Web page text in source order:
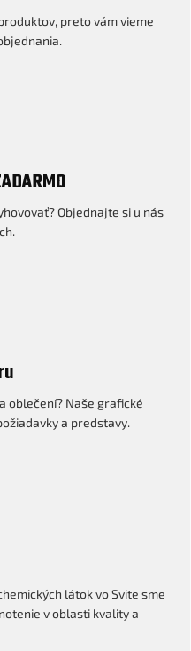
preto vám vieme
Objednajte si u nás
oblečení? Naše grafické
a predstavy.
látok vo Svite sme
v oblasti kvality a